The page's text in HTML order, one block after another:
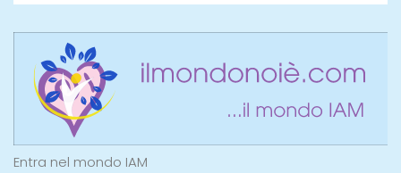
Entra nel mondo IAM